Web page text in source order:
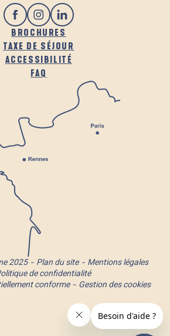
BROCHURES
TAXE DE SÉJOUR
ACCESSIBILITÉ
FAQ
2025 Plan du site
Mentions légales
de confidentialité
conforme
Gestion des cookies